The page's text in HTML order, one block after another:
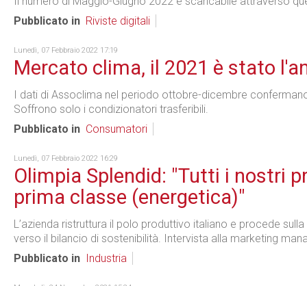
Pubblicato in Riviste digitali
Lunedì, 07 Febbraio 2022 17:19
Mercato clima, il 2021 è stato
I dati di Assoclima nel periodo ottobre-dicembre
Soffrono solo i condizionatori trasferibili.
Pubblicato in Consumatori
Lunedì, 07 Febbraio 2022 16:29
Olimpia Splendid: "Tutti i nostri
prima classe (energetica)"
L’azienda ristruttura il polo produttivo italiano e procede
verso il bilancio di sostenibilità. Intervista alla marketing
Pubblicato in
Industria